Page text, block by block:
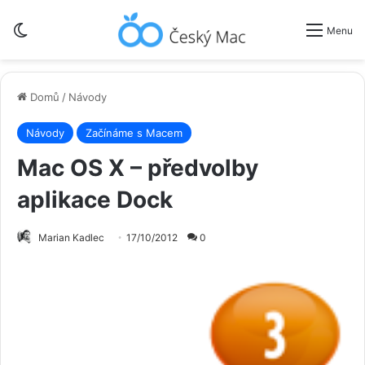
Menu
Domů / Návody
Návody Začínáme s Macem
Mac OS X – předvolby
aplikace Dock
Marian Kadlec 17/10/2012 0